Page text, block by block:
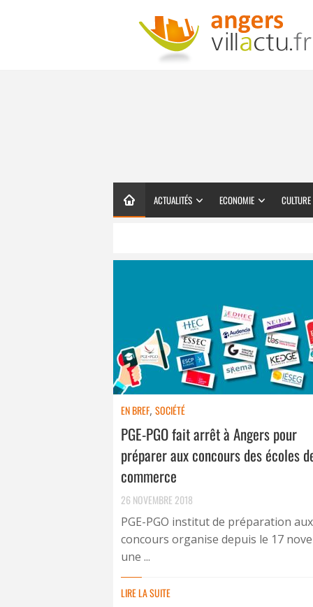
ACTUALITÉS ECONOMIE CULTURE
EN BREF, SOCIÉTÉ
PGE-PGO fait arrêt à Angers pour
préparer aux concours des écoles
commerce
26 NOVEMBRE 2018
PGE-PGO institut de préparation aux
concours organise depuis le 17
une ...
LIRE LA SUITE